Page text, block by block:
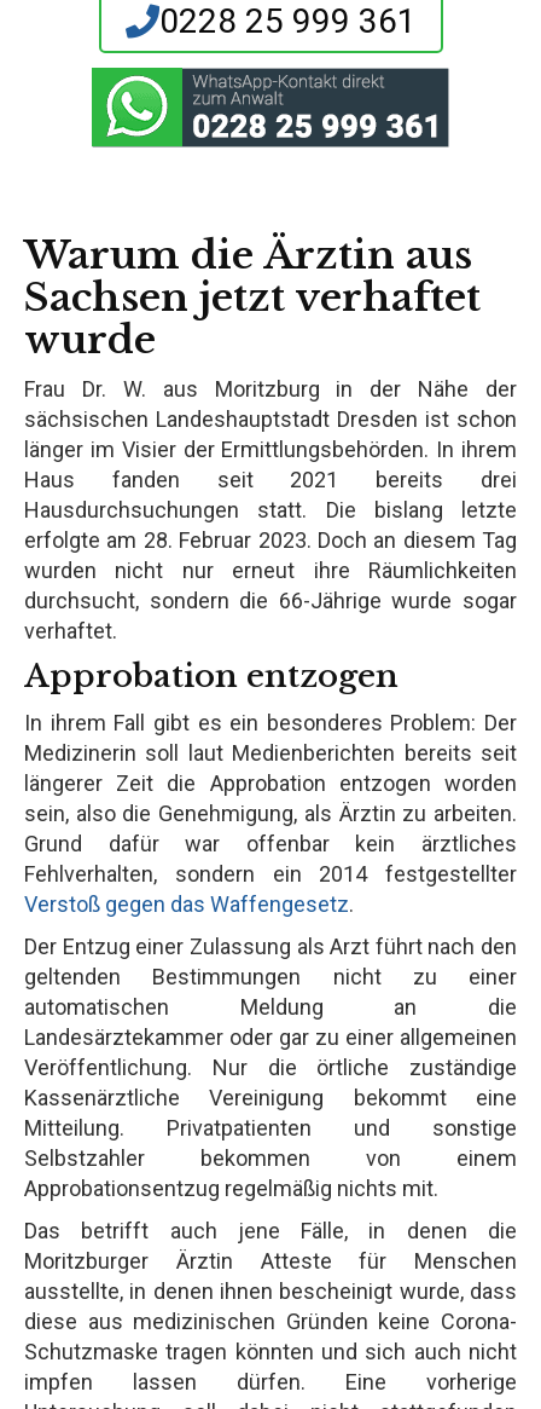
0228 25 999 361
Warum die Ärztin aus
Sachsen jetzt verhaftet
wurde
Frau Dr. W. aus Moritzburg in der Nähe der
sächsischen Landeshauptstadt Dresden ist schon
länger im Visier der Ermittlungsbehörden. In ihrem
Haus fanden seit 2021 bereits drei
Hausdurchsuchungen statt. Die bislang letzte
erfolgte am 28. Februar 2023. Doch an diesem Tag
wurden nicht nur erneut ihre Räumlichkeiten
durchsucht, sondern die 66-Jährige wurde sogar
verhaftet.
Approbation entzogen
In ihrem Fall gibt es ein besonderes Problem: Der
Medizinerin soll laut Medienberichten bereits seit
längerer Zeit die Approbation entzogen worden
sein, also die Genehmigung, als Ärztin zu arbeiten.
Grund dafür war offenbar kein ärztliches
Fehlverhalten, sondern ein 2014 festgestellter
Verstoß gegen das Waffengesetz.
Der Entzug einer Zulassung als Arzt führt nach den
geltenden Bestimmungen nicht zu einer
automatischen Meldung an die
Landesärztekammer oder gar zu einer allgemeinen
Veröffentlichung. Nur die örtliche zuständige
Kassenärztliche Vereinigung bekommt eine
Mitteilung. Privatpatienten und sonstige
Selbstzahler bekommen von einem
Approbationsentzug regelmäßig nichts mit.
Das betrifft auch jene Fälle, in denen die
Moritzburger Ärztin Atteste für Menschen
ausstellte, in denen ihnen bescheinigt wurde, dass
diese aus medizinischen Gründen keine Corona-
Schutzmaske tragen könnten und sich auch nicht
impfen lassen dürfen. Eine vorherige